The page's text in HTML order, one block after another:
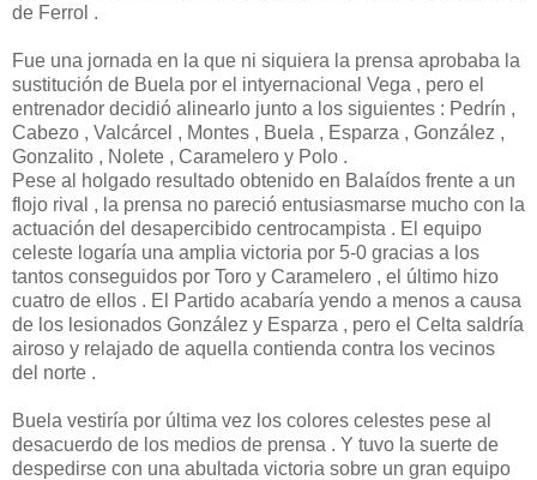
de Ferrol .
Fue una jornada en la que ni siquiera la prensa aprobaba la
sustitución de Buela por el intyernacional Vega , pero el
entrenador decidió alinearlo junto a los siguientes : Pedrín ,
Cabezo , Valcárcel , Montes , Buela , Esparza , González ,
Gonzalito , Nolete , Caramelero y Polo .
Pese al holgado resultado obtenido en Balaídos frente a un
flojo rival , la prensa no pareció entusiasmarse mucho con la
actuación del desapercibido centrocampista . El equipo
celeste logaría una amplia victoria por 5-0 gracias a los
tantos conseguidos por Toro y Caramelero , el último hizo
cuatro de ellos . El Partido acabaría yendo a menos a causa
de los lesionados González y Esparza , pero el Celta saldría
airoso y relajado de aquella contienda contra los vecinos
del norte .
Buela vestiría por última vez los colores celestes pese al
desacuerdo de los medios de prensa . Y tuvo la suerte de
despedirse con una abultada victoria sobre un gran equipo